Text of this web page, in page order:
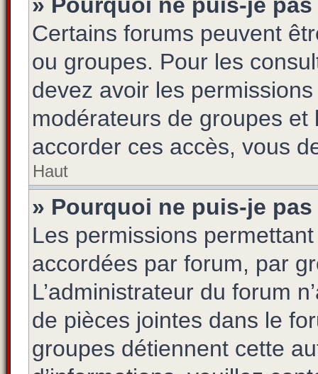
Certains forums peuvent
ou groupes. Pour les
devez avoir les
modérateurs de groupes
accorder ces accès, vous
Haut
» Pourquoi ne puis-je
Les permissions
accordées par forum, par
L’administrateur du forum
de pièces jointes dans le
groupes détiennent cette